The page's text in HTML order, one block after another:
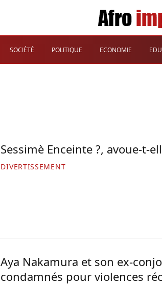
SOCIÉTÉ POLITIQUE ECONOMIE
Sessimè Enceinte ?, avoue-t-
DIVERTISSEMENT
Aya Nakamura et son ex-
condamnés pour violences